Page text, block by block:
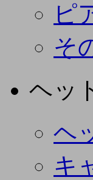
ピ
そ
ヘッ
ヘ
キ